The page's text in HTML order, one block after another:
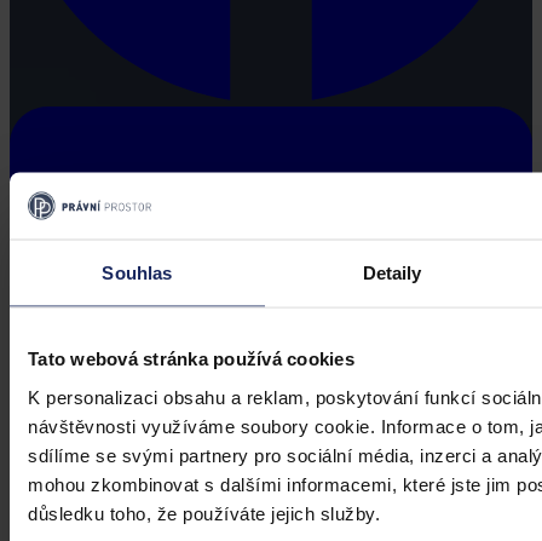
Souhlas Detaily
Tato webová stránka používá cookies
K personalizaci obsahu a reklam, poskytování funkcí
návštěvnosti využíváme soubory cookie. Informace o tom,
sdílíme se svými partnery pro sociální média, inzerci a
mohou zkombinovat s dalšími informacemi, které jste jim
důsledku toho, že používáte jejich služby.